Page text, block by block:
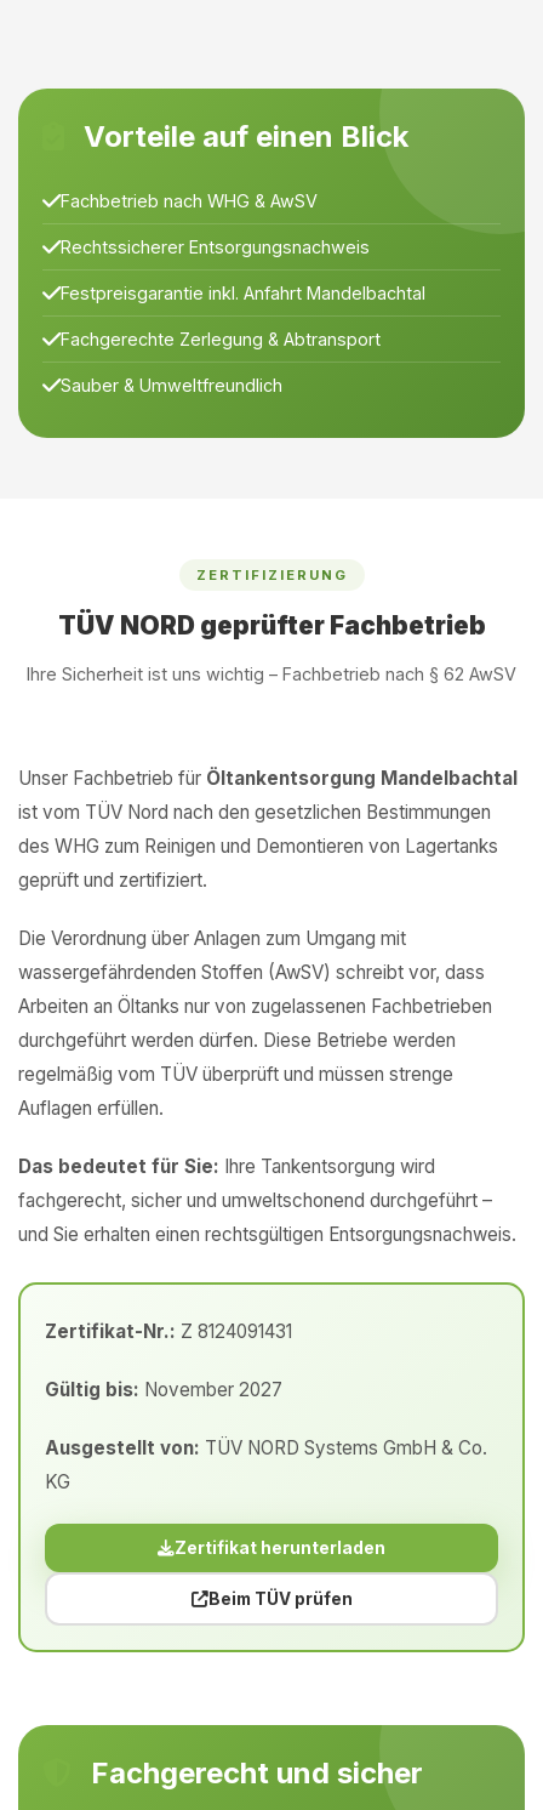
Vorteile auf einen Blick
Fachbetrieb nach WHG & AwSV
Rechtssicherer Entsorgungsnachweis
Festpreisgarantie inkl. Anfahrt Mandelbachtal
Fachgerechte Zerlegung & Abtransport
Sauber & Umweltfreundlich
ZERTIFIZIERUNG
TÜV NORD geprüfter Fachbetrieb
Ihre Sicherheit ist uns wichtig – Fachbetrieb nach § 62 AwSV
Unser Fachbetrieb für Öltankentsorgung Mandelbachtal
ist vom TÜV Nord nach den gesetzlichen Bestimmungen
des WHG zum Reinigen und Demontieren von Lagertanks
geprüft und zertifiziert.
Die Verordnung über Anlagen zum Umgang mit
wassergefährdenden Stoffen (AwSV) schreibt vor, dass
Arbeiten an Öltanks nur von zugelassenen Fachbetrieben
durchgeführt werden dürfen. Diese Betriebe werden
regelmäßig vom TÜV überprüft und müssen strenge
Auflagen erfüllen.
Das bedeutet für Sie: Ihre Tankentsorgung wird
fachgerecht, sicher und umweltschonend durchgeführt –
und Sie erhalten einen rechtsgültigen Entsorgungsnachweis.
Zertifikat-Nr.: Z 8124091431
Gültig bis: November 2027
Ausgestellt von: TÜV NORD Systems GmbH & Co.
KG
Zertifikat herunterladen
Beim TÜV prüfen
Fachgerecht und sicher